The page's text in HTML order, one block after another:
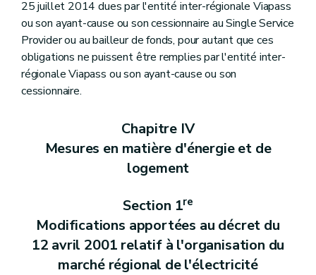
Art. 158
Annexe
Annexe
Annexe
25 juillet 2014 dues par l'entité inter-régionale Viapass
ou son ayant-cause ou son cessionnaire au Single Service
Provider ou au bailleur de fonds, pour autant que ces
obligations ne puissent être remplies par l'entité inter-
régionale Viapass ou son ayant-cause ou son
cessionnaire.
Chapitre IV
Mesures en matière d'énergie et de
logement
Section 1re
Modifications apportées au décret du
12 avril 2001 relatif à l'organisation du
marché régional de l'électricité